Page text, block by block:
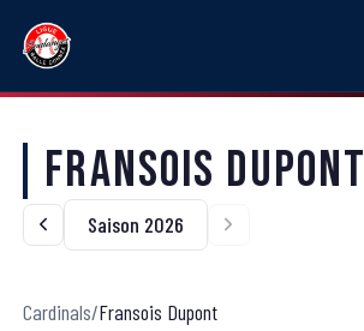
Fransois Dupont
Saison 2026
Cardinals/Fransois Dupont